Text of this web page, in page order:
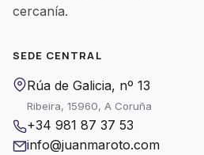
cercanía.
SEDE CENTRAL
Rúa de Galicia, nº 13
Ribeira, 15960, A Coruña
+34 981 87 37 53
info@juanmaroto.com